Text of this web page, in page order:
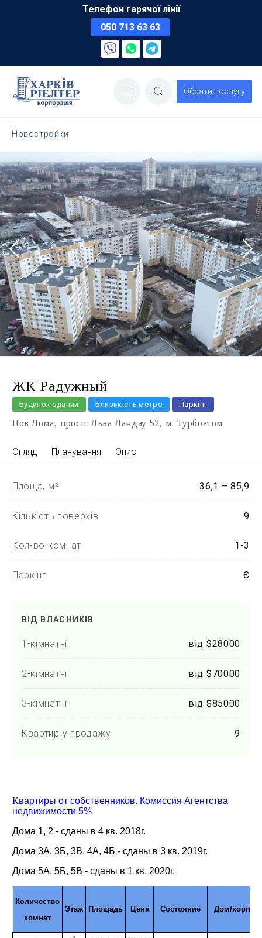
Телефон гарячої лінії
050 713 63 63
Обрати послугу
Новостройки
ЖК Радужный
Будинок зданий Близькість метро Паркінг
Нов.Дома просп. Льва Ландау 52 м. Турбоатом
Огляд Планування Опис
Площа, м² 36,1 – 85,9
Кількість поверхів 9
Кол-во комнат 1-3
Паркінг Є
ВІД ВЛАСНИКІВ
1-кімнатні від $28000
2-кімнатні від $70000
3-кімнатні від $85000
Квартир у продажу 9
Квартиры от собственников. Комиссия Агентства
недвижимости 5%
Дома 1, 2 - сданы в 4 кв. 2018г.
Дома 3А, 3Б, 3В, 4А, 4Б - сданы в 3 кв. 2019г.
Дома 5А, 5Б, 5В - сданы в 1 кв. 2020г.
Количество
комнат
Этаж Площадь Цена Состояние Дом/корпус